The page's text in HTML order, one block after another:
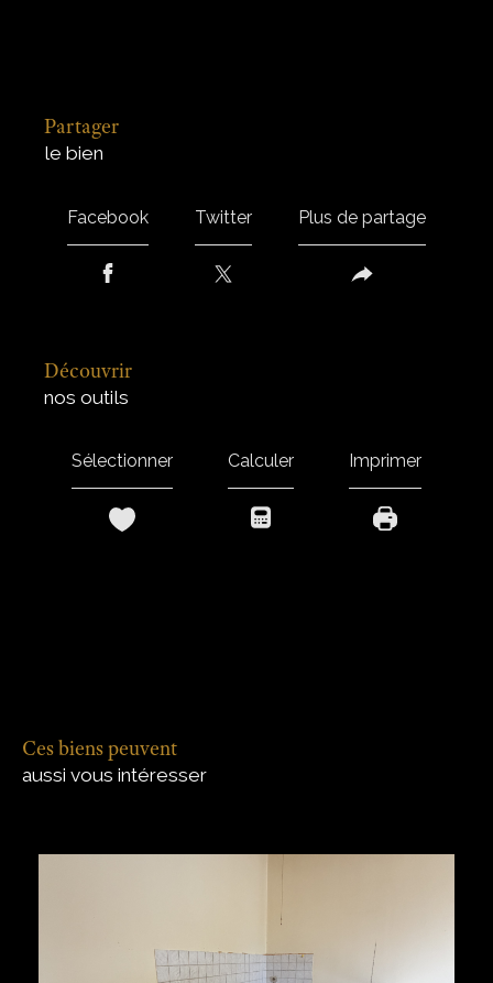
partager
le bien
Facebook Twitter Plus de partage
découvrir
nos outils
Sélectionner Calculer Imprimer
Ces biens peuvent
aussi vous intéresser